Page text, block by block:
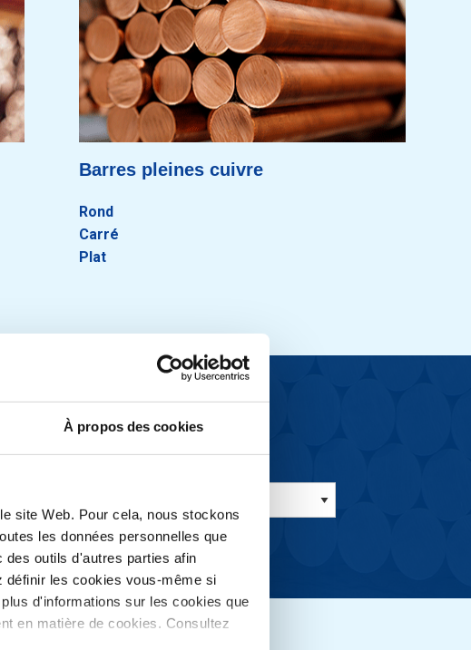
À propos des cookies
site Web. Pour cela, nous stockons
les données personnelles que
outils d'autres parties afin
les cookies vous-même si
d'informations sur les cookies que
en matière de cookies. Consultez
Barres pleines cuivre
Rond
Carré
Plat
cuivre